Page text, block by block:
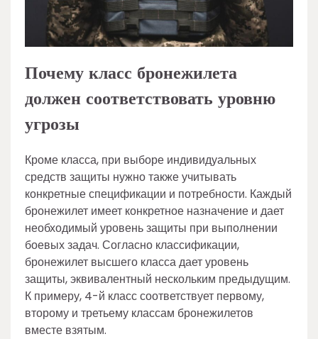
Почему класс бронежилета
должен соответствовать уровню
угрозы
Кроме класса, при выборе индивидуальных
средств защиты нужно также учитывать
конкретные спецификации и потребности. Каждый
бронежилет имеет конкретное назначение и дает
необходимый уровень защиты при выполнении
боевых задач. Согласно классификации,
бронежилет высшего класса дает уровень
защиты, эквивалентный нескольким предыдущим.
К примеру, 4-й класс соответствует первому,
второму и третьему классам бронежилетов
вместе взятым.